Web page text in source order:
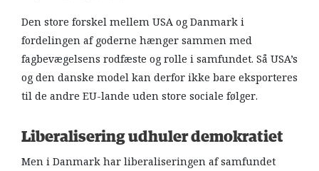
Den store forskel mellem USA og Danmark i
fordelingen af goderne hænger sammen med
fagbevægelsens rodfæste og rolle i samfundet. Så USA’s
og den danske model kan derfor ikke bare eksporteres
til de andre EU-lande uden store sociale følger.
Liberalisering udhuler demokratiet
Men i Danmark har liberaliseringen af samfundet